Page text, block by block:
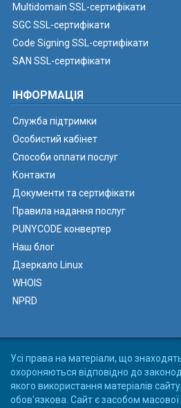
Multidomain SSL-сертифікати
SGC SSL-сертифікати
Code Signing SSL-сертифікати
SAN SSL-сертифікати
ІНФОРМАЦІЯ
Служба підтримки
Особистий кабінет
Способи оплати послуг
Контакти
Документи та сертифікати
Правила надання послуг
PUNYCODE конвертер
Наш блог
Дзеркало Linux
WHOIS
NPRD
Усі права на матеріали, що
охороняються відповідно до
якого використання матеріалів
обов'язкова. Сайт є засобом масової